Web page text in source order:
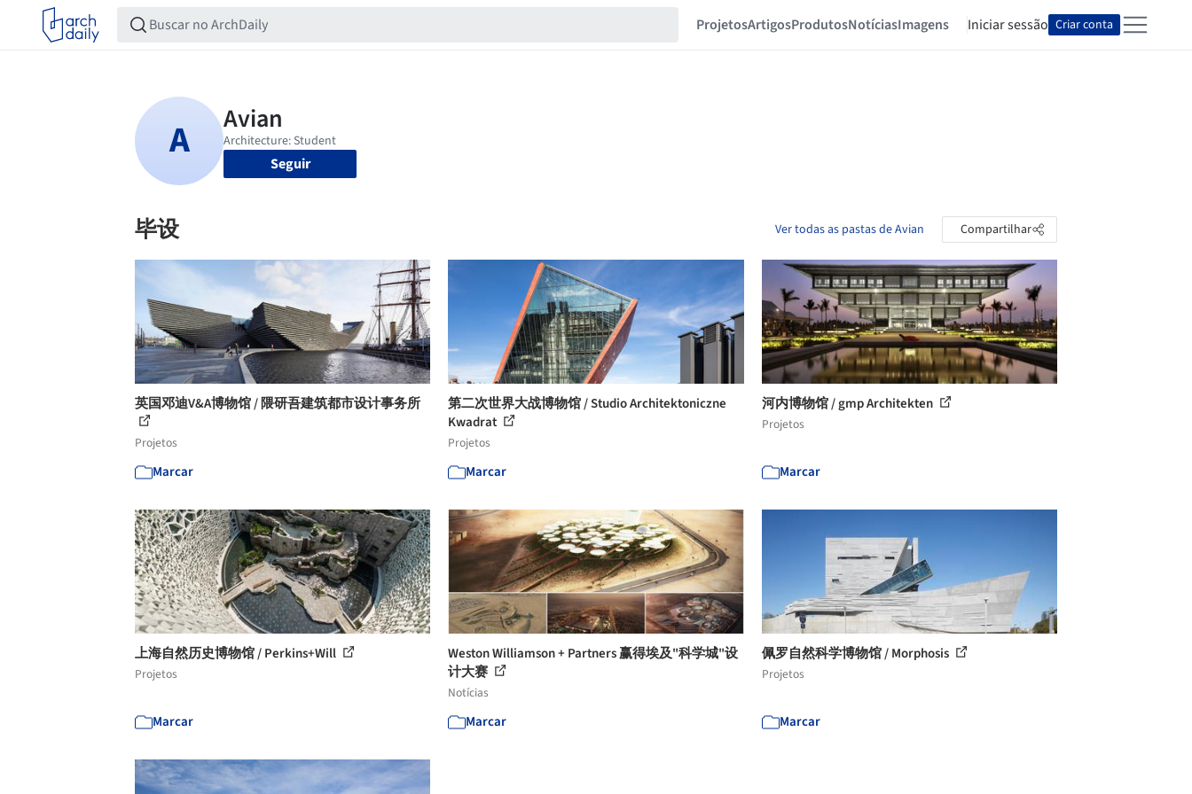
ProjetosArtigosProdutosNotíciasImagens Iniciar sessão Criar conta
Seguir
毕设 Ver todas as pastas de Avian Compartilhar
英国邓迪V&A博物馆 / 隈研吾建筑都市设计事务所
Projetos
Marcar
第二次世界大战博物馆 / Studio Architektoniczne
Kwadrat
Projetos
Marcar
河内博物馆 / gmp Architekten
Projetos
Marcar
上海自然历史博物馆 / Perkins+Will
Projetos
Marcar
Weston Williamson + Partners 赢得埃及"科学城"设
计大赛
Notícias
Marcar
佩罗自然科学博物馆 / Morphosis
Projetos
Marcar